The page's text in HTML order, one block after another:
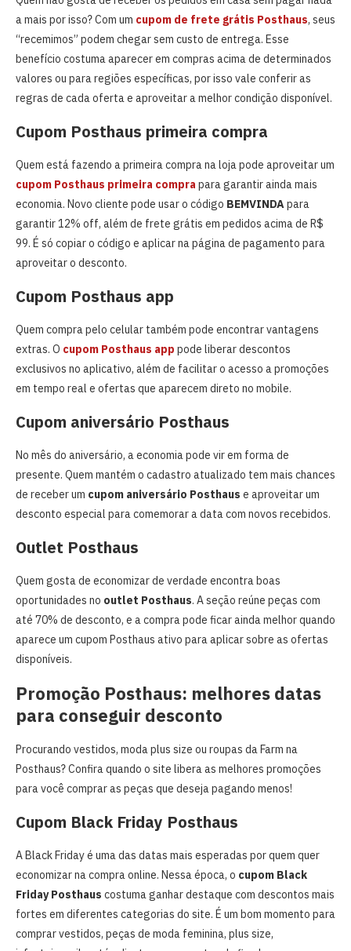
a mais por isso? Com um cupom de frete grátis Posthaus, seus
“recemimos” podem chegar sem custo de entrega. Esse
benefício costuma aparecer em compras acima de determinados
valores ou para regiões específicas, por isso vale conferir as
regras de cada oferta e aproveitar a melhor condição disponível.
Cupom Posthaus primeira compra
Quem está fazendo a primeira compra na loja pode aproveitar um
cupom Posthaus primeira compra para garantir ainda mais
economia. Novo cliente pode usar o código BEMVINDApara
garantir 12% off, além de frete grátis em pedidos acima de R$
99. É só copiar o código e aplicar na página de pagamento para
aproveitar o desconto.
Cupom Posthaus app
Quem compra pelo celular também pode encontrar vantagens
extras. O cupom Posthaus app pode liberar descontos
exclusivos no aplicativo, além de facilitar o acesso a promoções
em tempo real e ofertas que aparecem direto no mobile.
Cupom aniversário Posthaus
No mês do aniversário, a economia pode vir em forma de
presente. Quem mantém o cadastro atualizado tem mais chances
de receber um cupom aniversário Posthaus e aproveitar um
desconto especial para comemorar a data com novos recebidos.
Outlet Posthaus
Quem gosta de economizar de verdade encontra boas
oportunidades no outlet Posthaus. A seção reúne peças com
até 70% de desconto, e a compra pode ficar ainda melhor quando
aparece um cupom Posthaus ativo para aplicar sobre as ofertas
disponíveis.
Promoção Posthaus: melhores datas
para conseguir desconto
Procurando vestidos, moda plus size ou roupas da Farm na
Posthaus? Confira quando o site libera as melhores promoções
para você comprar as peças que deseja pagando menos!
Cupom Black Friday Posthaus
A Black Friday é uma das datas mais esperadas por quem quer
economizar na compra online. Nessa época, o cupom Black
Friday Posthaus costuma ganhar destaque com descontos mais
fortes em diferentes categorias do site. É um bom momento para
comprar vestidos, peças de moda feminina, plus size,